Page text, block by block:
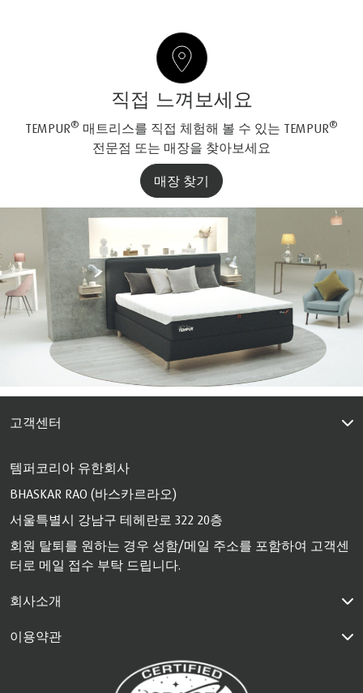
직접 느껴보세요
TEMPUR® 매트리스를 직접 체험해 볼 수 있는 TEMPUR®
전문점 또는 매장을 찾아보세요
매장 찾기
고객센터
템퍼코리아 유한회사
BHASKAR RAO (바스카르라오)
서울특별시 강남구 테헤란로 322 20층
회원 탈퇴를 원하는 경우 성함/메일 주소를 포함하여 고객센
터로 메일 접수 부탁 드립니다.
회사소개
이용약관